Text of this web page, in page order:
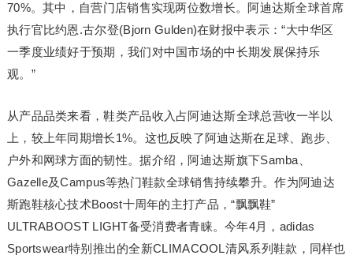
70%。其中，自营门店销售实现两位数增长。阿迪达斯全球首席
执行官比约恩.古尔登(Bjorn Gulden)在财报中表示：“大中华区
一季度业绩好于预期，我们对中国市场的中长期发展保持乐
观。”
从产品品类来看，鞋类产品收入占阿迪达斯全球总营收一半以
上，较上年同期增长1%。这也反映了阿迪达斯在足球、跑步、
户外和网球方面的韧性。据介绍，阿迪达斯旗下Samba、
Gazelle及Campus等热门鞋款全球销售持续攀升。作为阿迪达
斯跑鞋核心技术Boost十周年的主打产品，“飘飘鞋”
ULTRABOOST LIGHT备受消费者青睐。今年4月，adidas
Sportswear特别推出的全新CLIMACOOL清风系列鞋款，同样也